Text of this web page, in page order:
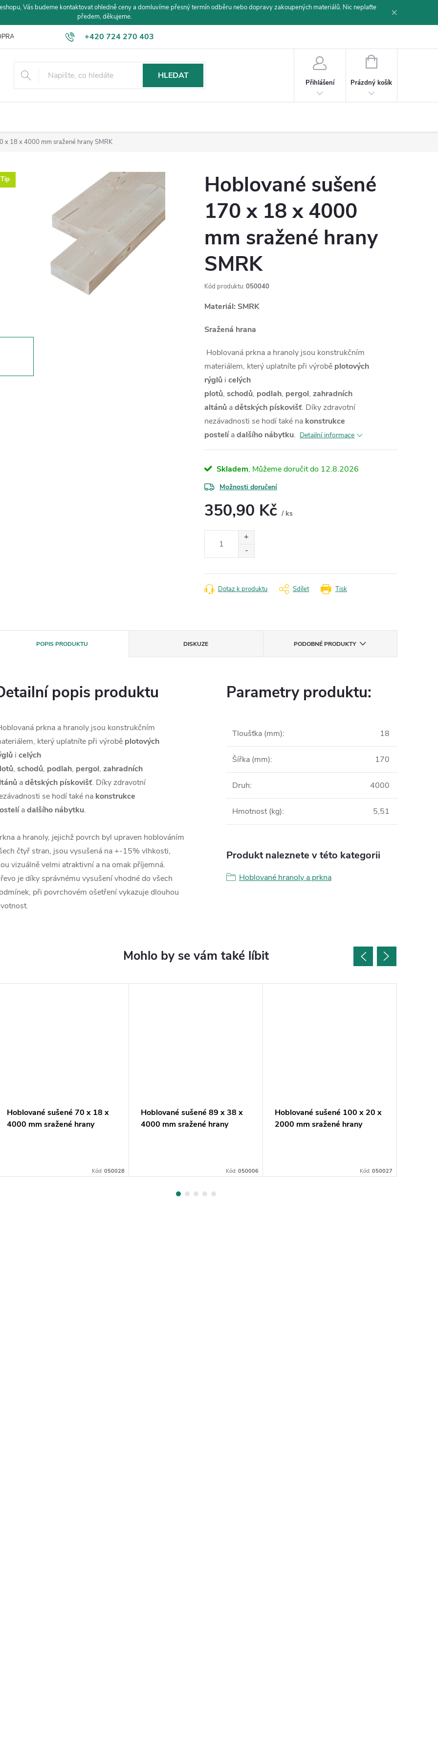
Vás budeme kontaktovat ohledně ceny a domluvíme přesný termín odběru nebo dopravy zakoupených materiálů. Nic neplaťte
předem, děkujeme.
+420 724 270 403
A PLATBA
HLEDAT
Přihlášení
NÁKUPNÍ
Prázdný košík
x 18 x 4000 mm sražené hrany SMRK
Tip
Hoblované sušené
170 x 18 x 4000
mm sražené hrany
SMRK
Kód produktu: 050040
Materiál: SMRK
Sražená hrana
Hoblovaná prkna a hranoly jsou konstrukčním
materiálem, který uplatníte při výrobě plotových
rýglů i celých
plotů, schodů, podlah, pergol, zahradních
altánů adětských pískovišť. Díky zdravotní
nezávadnosti se hodí také na konstrukce
postelíadalšího nábytku. Detailní informace
Skladem 12.8.2026
Možnosti doručení
350,90 Kč / ks
Tisk
Dotaz k produktu Sdílet
POPIS PRODUKTU DISKUZE PODOBNÉ PRODUKTY
popis produktu
prkna a hranoly jsou konstrukčním
který uplatníte při výrobě plotových
i celých
, schodů, podlah, pergol, zahradních
adětských pískovišť. Díky zdravotní
se hodí také na konstrukce
adalšího nábytku.
a hranoly, jejichž povrch byl upraven hoblováním
čtyř stran, jsou vysušená na +-15% vlhkosti,
vizuálně velmi atraktivní a na omak příjemná.
je díky správnému vysušení vhodné do všech
při povrchovém ošetření vykazuje dlouhou
Parametry produktu:
Tloušťka (mm): 18
Šířka (mm): 170
Druh: 4000
Hmotnost (kg): 5,51
Produkt naleznete v této kategorii
Hoblované hranoly a prkna
Hoblované sušené 70 x 18 x
4000 mm sražené hrany
Kód: 050028
Hoblované sušené 89 x 38 x
4000 mm sražené hrany
Kód: 050006
Hoblované sušené 100 x 20 x
2000 mm sražené hrany
Kód: 050027